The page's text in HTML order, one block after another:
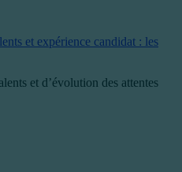
et expérience candidat : les
et d’évolution des attentes